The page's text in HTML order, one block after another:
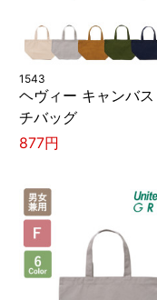
1543
ヘヴィー キャンバ
チバッグ
877円